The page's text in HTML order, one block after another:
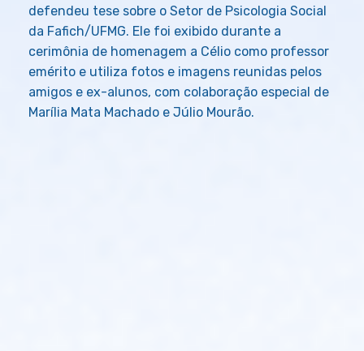
defendeu tese sobre o Setor de Psicologia Social
da Fafich/UFMG. Ele foi exibido durante a
cerimônia de homenagem a Célio como professor
emérito e utiliza fotos e imagens reunidas pelos
amigos e ex-alunos, com colaboração especial de
Marília Mata Machado e Júlio Mourão.